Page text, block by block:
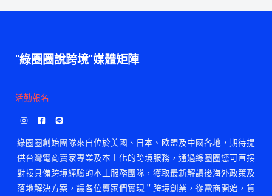
"綠圈圈說跨境"媒體矩陣
活勤報名
綠圈圈創始團隊來自位於美國、日本、欧盟及中國各地，期待提
供台灣電商賣家專業及本土化的跨境服務，通過綠圈圈您可直接
對接具備跨境經驗的本土服務團隊，獲取最新解讀後海外政策及
落地解決方案，讓各位賣家們實現＂跨境創業，從電商開始，貨